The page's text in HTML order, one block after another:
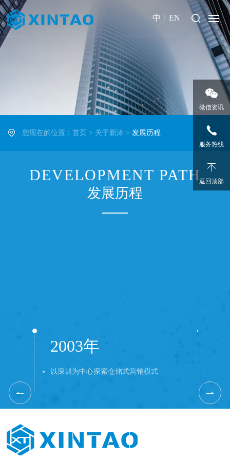
中 EN
您现在的位置：首页 > 关于新涛 >发展历程
DEVELOPMENT PATH
发展历程
2003年
以深圳为中心探索仓储式营销模式
微信资讯
服务热线
返回顶部